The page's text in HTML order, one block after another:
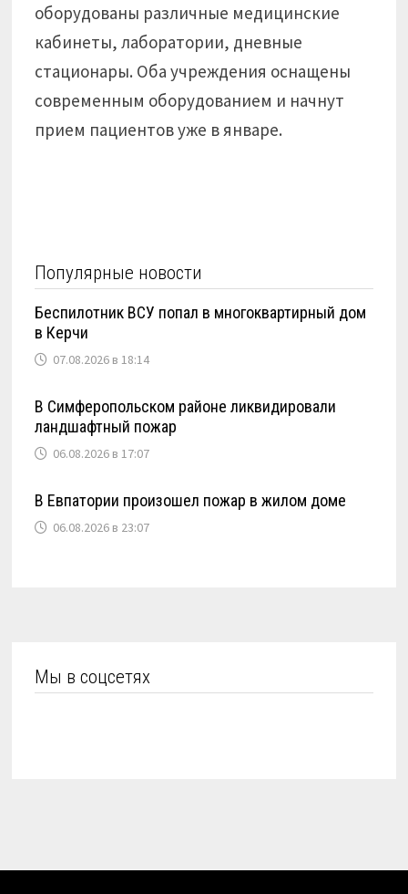
оборудованы различные медицинские
кабинеты, лаборатории, дневные
стационары. Оба учреждения оснащены
современным оборудованием и начнут
прием пациентов уже в январе.
Популярные новости
Беспилотник ВСУ попал в многоквартирный дом
в Керчи
07.08.2026 в 18:14
В Симферопольском районе ликвидировали
ландшафтный пожар
06.08.2026 в 17:07
В Евпатории произошел пожар в жилом доме
06.08.2026 в 23:07
Мы в соцсетях